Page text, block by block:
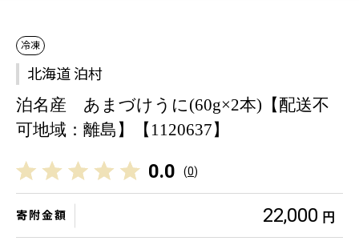
冷凍
北海道 泊村
泊名産 あまづけうに(60g×2本)【配送不
可地域：離島】【1120637】
0.0 (0)
寄附金額 22,000 円